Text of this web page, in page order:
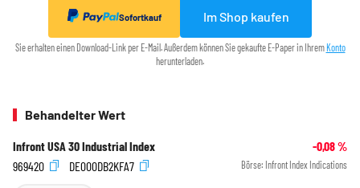
Sofortkauf Im Shop kaufen
Sie erhalten einen Download-Link per E-Mail. Außerdem können Sie gekaufte E-Paper in IhremKonto
herunterladen.
Behandelter Wert
Infront USA 30 Industrial Index -0,08%
969420
DE000DB2KFA7 Börse: Infront Index Indications